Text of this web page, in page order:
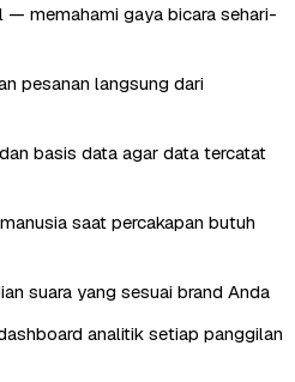
— memahami gaya bicara sehari-
pesanan langsung dari
basis data agar data tercatat
saat percakapan butuh
suara yang sesuai brand Anda
analitik setiap panggilan